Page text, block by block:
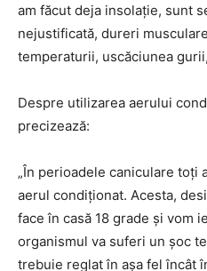
am făcut deja insolație, sunt
nejustificată, dureri
temperaturii, uscăciunea
Despre utilizarea aerului
precizează:
„În perioadele caniculare toți
aerul condiționat. Acesta,
face în casă 18 grade și vom
organismul va suferi un șoc
trebuie reglat în așa fel încât